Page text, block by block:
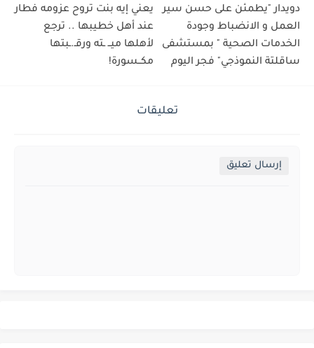
دويدار "يطمئن على حسن سير
العمل و الانضباط وجودة
الخدمات الصحية " بمستشفى
ساقلتة النموذجي" فجر اليوم
يعني إيه بنت تروح عزومه فطار
عند أهل خطيبها .. ترجع
لأهلها ميــ ـته ورقـ.ـبتها
مكــسورة!
تعليقات
إرسال تعليق